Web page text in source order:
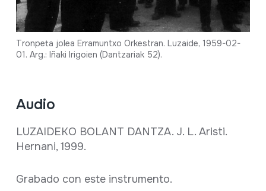
Tronpeta jolea Erramuntxo Orkestran. Luzaide, 1959-02-
01. Arg.: Iñaki Irigoien (Dantzariak 52).
Audio
LUZAIDEKO BOLANT DANTZA. J. L. Aristi.
Hernani, 1999.
Grabado con este instrumento.